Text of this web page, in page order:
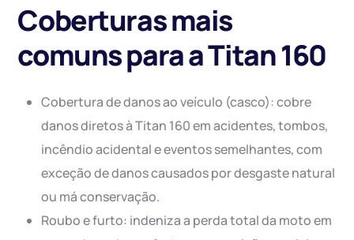
Coberturas mais
comuns para a Titan 160
Cobertura de danos ao veículo (casco): cobre
danos diretos à Titan 160 em acidentes, tombos,
incêndio acidental e eventos semelhantes, com
exceção de danos causados por desgaste natural
ou má conservação.
Roubo e furto: indeniza a perda total da moto em